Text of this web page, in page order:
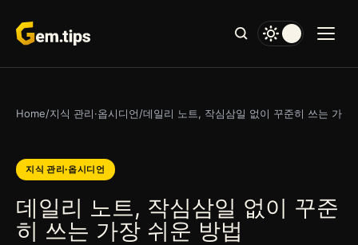
문
로
뛰
Home/지식 관리·옵시디언/데일리 노트, 작심삼일 없이 꾸준히 쓰는 가장
지식 관리·옵시디언
데일리 노트, 작심삼일 없이 꾸준
히 쓰는 가장 쉬운 방법